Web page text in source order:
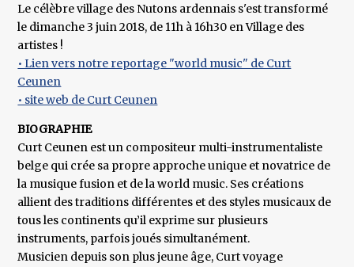
Le célèbre village des Nutons ardennais s'est transformé
le dimanche 3 juin 2018, de 11h à 16h30 en Village des
artistes !
• Lien vers notre reportage "world music" de Curt
Ceunen
• site web de Curt Ceunen
BIOGRAPHIE
Curt Ceunen est un compositeur multi-instrumentaliste
belge qui crée sa propre approche unique et novatrice de
la musique fusion et de la world music. Ses créations
allient des traditions différentes et des styles musicaux de
tous les continents qu’il exprime sur plusieurs
instruments, parfois joués simultanément.
Musicien depuis son plus jeune âge, Curt voyage